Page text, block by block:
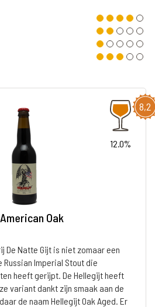
8,2
12.0%
Oak
De Natte Gijt is niet zomaar een
Imperial Stout die
heeft gerijpt. De Hellegijt heeft
variant dankt zijn smaak aan de
de naam Hellegijt Oak Aged. Er